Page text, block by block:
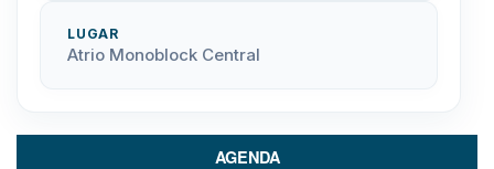
LUGAR
Atrio Monoblock Central
AGENDA